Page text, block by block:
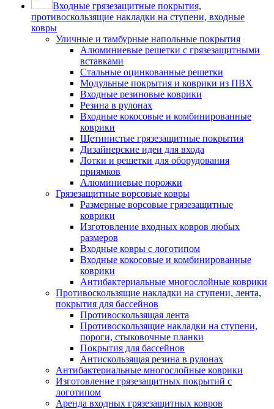
Входные грязезащитные покрытия,
противоскользящие накладки на ступени, входные
ковры
Уличные и тамбурные напольные покрытия
Алюминиевые решетки с грязезащитными
вставками
Стальные оцинкованные решетки
Модульные покрытия и коврики из ПВХ
Входные резиновые коврики
Резина в рулонах
Входные кокосовые и комбинированные
коврики
Щетинистые грязезащитные покрытия
Дизайнерские идеи для входа
Лотки и решетки для оборудования
приямков
Алюминиевые порожки
Грязезащитные ворсовые ковры
Размерные ворсовые грязезащитные
коврики
Изготовление входных ковров любых
размеров
Входные ковры с логотипом
Входные кокосовые и комбинированные
коврики
Антибактериальные многослойные коврики
Противоскользящие накладки на ступени, лента,
покрытия для бассейнов
Противоскользящая лента
Противоскользящие накладки на ступени,
пороги, стыковочные планки
Покрытия для бассейнов
Антискользящая резина в рулонах
Антибактериальные многослойные коврики
Изготовление грязезащитных покрытий с
логотипом
Аренда входных грязезащитных ковров